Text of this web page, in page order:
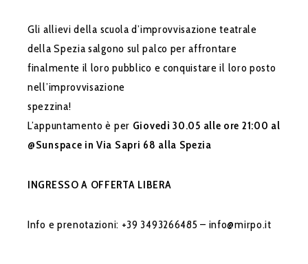
Gli allievi della scuola d’improvvisazione teatrale
della Spezia salgono sul palco per affrontare
finalmente il loro pubblico e conquistare il loro posto
nell’improvvisazione
spezzina!
L’appuntamento è per Giovedì 30.05 alle ore 21:00 al
@Sunspace in Via Sapri 68 alla Spezia
INGRESSO A OFFERTA LIBERA
Info e prenotazioni: +39 3493266485 – info@mirpo.it